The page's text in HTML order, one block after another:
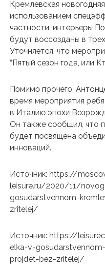
Кремлевская
использованием
частности, интерьеры
будут воссозданы в
Уточняется, что
“Пятый сезон года, или
Помимо прочего,
время мероприятия
в Италию эпохи
Он также сообщил, что
будет посвящена
инноваций.
Источник: https://
leisure.ru/2020/11/
gosudarstvennom-
zritelej/
Источник: https://
elka-v-
projdet-bez-zritelej/